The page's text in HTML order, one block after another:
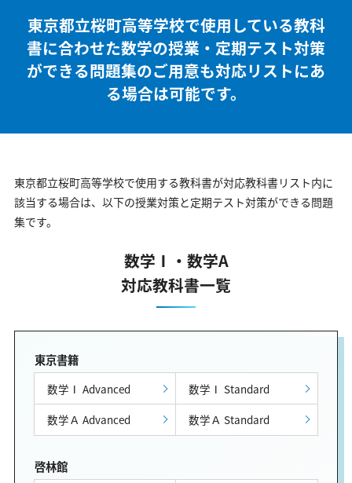
東京都立桜町高等学校で使用している教科
書に合わせた数学の授業・定期テスト対策
ができる問題集のご用意も対応リストにあ
る場合は可能です。
東京都立桜町高等学校で使用する教科書が対応教科書リスト内に
該当する場合は、以下の授業対策と定期テスト対策ができる問題
集です。
数学Ⅰ・数学A
対応教科書一覧
東京書籍
数学Ⅰ Advanced
数学Ⅰ Standard
数学Ａ Advanced
数学Ａ Standard
啓林館